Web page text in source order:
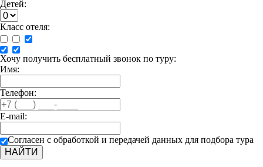
Детей:
Класс отеля:
Хочу получить бесплатный звонок по туру:
Имя:
Телефон:
E-mail:
Согласен с обработкой и передачей данных для подбора тура